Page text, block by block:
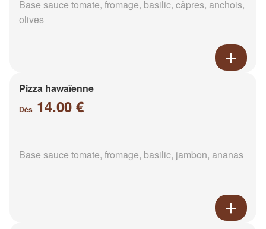
Base sauce tomate, fromage, basilic, câpres, anchois,
olives
Pizza hawaïenne
Dès 14.00 €
Base sauce tomate, fromage, basilic, jambon, ananas